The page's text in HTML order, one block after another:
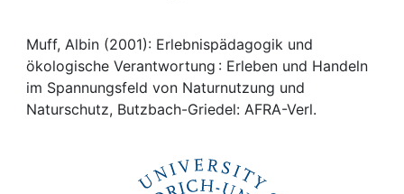
My FIS
Help
Muff, Albin (2001): Erlebnispädagogik und
ökologische Verantwortung : Erleben und Handeln
im Spannungsfeld von Naturnutzung und
Naturschutz, Butzbach-Griedel: AFRA-Verl.